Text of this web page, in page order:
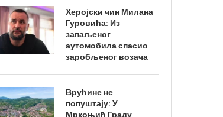
Херојски чин Милана
Гуровића: Из
запаљеног
аутомобила спасио
заробљеног возача
Врућине не
попуштају: У